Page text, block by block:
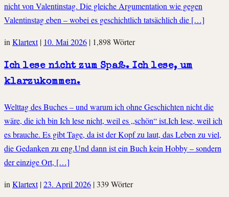
nicht von Valentinstag. Die gleiche Argumentation wie gegen
Valentinstag eben – wobei es geschichtlich tatsächlich die […]
inKlartext | 10. Mai 2026 | 1,898 Wörter
Ich lese nicht zum Spaß. Ich lese, um
klarzukommen.
Welttag des Buches – und warum ich ohne Geschichten nicht die
wäre, die ich bin Ich lese nicht, weil es „schön“ ist.Ich lese, weil ich
es brauche. Es gibt Tage, da ist der Kopf zu laut, das Leben zu viel,
die Gedanken zu eng.Und dann ist ein Buch kein Hobby – sondern
der einzige Ort, […]
in Klartext |23. April 2026 | 339 Wörter